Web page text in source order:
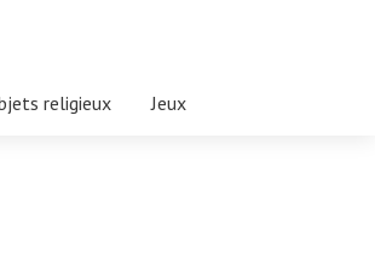
religieux Jeux